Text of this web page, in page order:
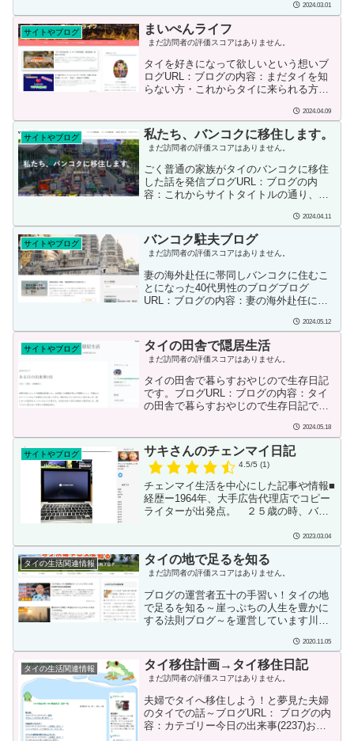
始または投稿日：2021/04/23投稿者の情
報：ブワ子：このブログの運営者で漫画
の主人公。バンコク在住駐妻。暇潰しで
タイ生活を漫画に描いている。家のベッ
ドとソファーが定位置。趣味はゲームと
お酒と足マッサ。タイの日常の出来事を
面白おかしく漫画にしているので、テキ
ストよりずっと理解しやすいように思い
ました。残念なのはカテゴリ分けがされ
ていないので、同じテー...
2024.03.01
サイトやブログ まいぺんライフ
まだ訪問者の評価スコアはありません。
タイを好きになって欲しいという想いブ
ログURL：ブログの内容：まだタイを知
らない方・これからタイに来られる方・
いて色々と悩んでいる方々などに、今ま
まで約２０年以上に渡って自分が経験し
た内容をシェアーすることによりタイを
好きになって欲しいという想いと、タイ
のお得な情報を皆さんにシェアーするこ
とにより充実した旅行や生活を過ごして
頂きたく、ブログを開設致しました。ブ
ログ開始または投稿日：2020/02/21投稿
者の情報：初めてまして、ベテラン駐在
員です。タイ・バンコ...
2024.04.09
サイトやブログ 私たち、バンコクに移住します。
まだ訪問者の評価スコアはありません。
ごく普通の家族がタイのバンコクに移住
した話を発信ブログURL：ブログの内
容：これからサイトタイトルの通り、家
していきたいと思います。ブログ開始ま
たは投稿日：2021.05.03 (月)サイト公開
投稿者の情報：ごく普通の家族がタイの
バンコクに移住した話を発信する『Move
To BKK』のサイト管理者です。犬が好
き。寒さは苦手。タイ移住前後の様々な
準備や苦労そして移住後のタイの現実が
垣間見れて、これからタイ移住をしたい
人には参考になる話もありますね。
2024.04.11
サイトやブログ バンコク駐夫ブログ
まだ訪問者の評価スコアはありません。
妻の海外赴任に帯同しバンコクに住むこ
とになった40代男性のブログブログ
URL：ブログの内容：妻の海外赴任に帯
性のブログ。タイ・バンコクでの家事育
児やグルメ、旅行観光、ひいてはweb関
連の技術的なことを書きますブログ開始
または投稿日：2023.02.08投稿者の情
報：日本での仕事と家庭観2023年12月に
妻に帯同する形でバンコクに引っ越しま
したが、その前はデータアナリストとし
て、月間20億PV規模の自社サイトのデー
タ分析を行っていました。勤続約8年、は
じめはア...
2024.05.12
サイトやブログ タイの田舎で隠居生活
まだ訪問者の評価スコアはありません。
タイの田舎で暮らすおやじので生存日記
です。ブログURL：ブログの内容：タイ
の田舎で暮らすおやじので生存日記で
30投稿者の情報：ニックネームイッチ自
己紹介２０２２年９月より嫁の故郷、タ
イのウドンダニの田舎に移住しました。
タイにおける日々の生活をを書いていこ
うと思います。これから移住を考えてい
る人の参考になればと思います。「ある
日の出来事」というタイトルばかりなの
で、タイトルだけでは内容がわからない
ので困りましたが、これは読ませるため
の作戦かもしれません。...
2024.05.18
サイトやブログ サキさんのチェンマイ日記
4.5/5 (1)
チェンマイ生活を中心にした記事や情報■
経歴ー1964年、大手広告代理店でコピー
ライターが出発点。 ２５歳の時、バン
営業もこなす、一人何役もの仕事をしま
した。３年後、帰国。帰国途中、日航の
機内で、大阪万博の開会式に会場まく桜
のは花びらの色紙にメッセージを依頼さ
れました。 「世界の人が手をつない
で・・・」と書きました。ー2年後、ヘッ
ドハンティングで広告代理店を変わりま
した。 その頃からTVCMのディレクタ
ー、プロデュサーとして多くのテレビCM
を制作ました。ー再びヘ...
2023.03.04
タイの生活関連情報 タイの地で足るを知る
まだ訪問者の評価スコアはありません。
ブログの運営者五十の手習い！タイの地
で足るを知る～崖っぷちの人生を豊かに
する法則ブログ～を運営しています川島
せました。半農半Xを１８歳年下のタイ
嫁と目指して日々奮闘しています。自給
自足、農業、田舎暮らし、タイのことな
ど、気になる記事がありましたらシェア
してもらえたら嬉しいです♫プロフィー
ルの詳細はコチラよく日本と比べるとタ
イの物価は1/3だとかいう話もあります
が、これは、正しくもあり間違いでもあ
2020.11.05
タイの生活関連情報 タイ移住計画→タイ移住日記
まだ訪問者の評価スコアはありません。
夫婦でタイへ移住しよう！と夢見た夫婦
のタイでの話～ブログURL： ブログの内
容：カテゴリー今日の出来事(2237)お買